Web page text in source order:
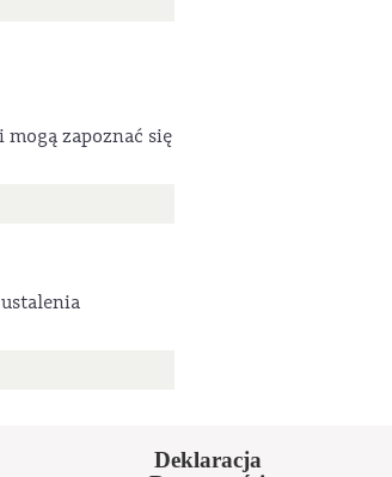
zapoznać się
Deklaracja